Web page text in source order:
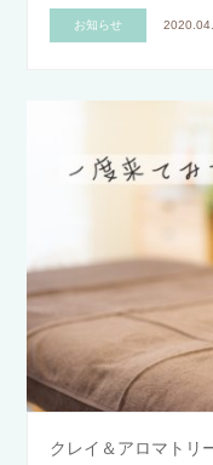
お知らせ
クレイ＆アロマトリ